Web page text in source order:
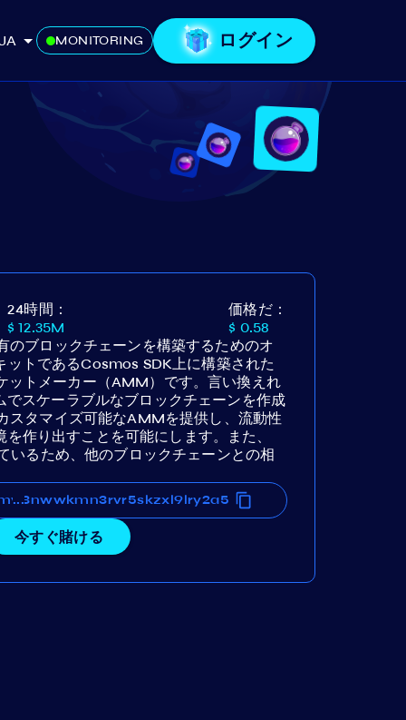
MONITORING ログイン
24時間：
$ 12.35M
価格だ：
$ 0.58
ブロックチェーンを構築するためのオ
ットであるCosmos SDK上に構築された
ットメーカー（AMM）です。言い換えれ
スケーラブルなブロックチェーンを作成
スタマイズ可能なAMMを提供し、流動性
作り出すことを可能にします。また、
いるため、他のブロックチェーンとの相
...
今すぐ賭ける